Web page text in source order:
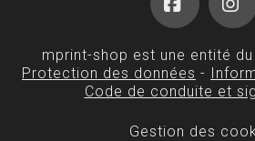
Facebook
mprint-shop est une entité du
Protection des données -
Code de conduite et
Gestion des